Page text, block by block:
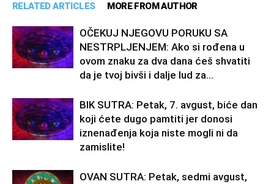
RELATED ARTICLES MORE FROM AUTHOR
OČEKUJ NJEGOVU PORUKU SA
NESTRPLJENJEM: Ako si rođena u
ovom znaku za dva dana ćeš shvatiti
da je tvoj bivši i dalje lud za...
BIK SUTRA: Petak, 7. avgust, biće dan
koji ćete dugo pamtiti jer donosi
iznenađenja koja niste mogli ni da
zamislite!
OVAN SUTRA: Petak, sedmi avgust,